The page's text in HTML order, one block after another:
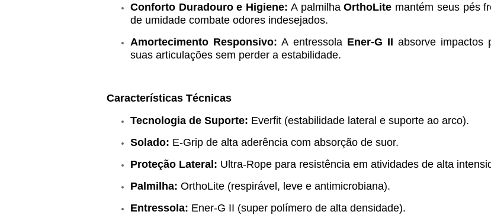
Conforto Duradouro e Higiene: A palmilhaOrthoLite mantém seus pés
de umidade combate odores indesejados.
Amortecimento Responsivo: A entressola Ener-G II absorve impactos
suas articulações sem perder a estabilidade.
Características Técnicas
Tecnologia de Suporte: Everfit (estabilidade lateral e suporte ao arco).
Solado: E-Grip de alta aderência com absorção de suor.
Proteção Lateral: Ultra-Rope para resistência em atividades de alta
Palmilha: OrthoLite (respirável, leve e antimicrobiana).
Entressola: Ener-G II (super polímero de alta densidade).